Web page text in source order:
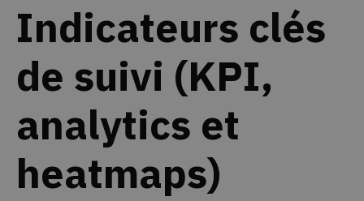
Indicateurs clés
de suivi (KPI,
analytics et
heatmaps)